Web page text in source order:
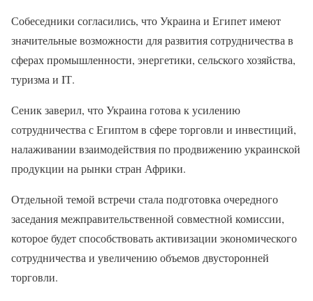
Собеседники согласились, что Украина и Египет имеют
значительные возможности для развития сотрудничества в
сферах промышленности, энергетики, сельского хозяйства,
туризма и IТ.
Сеник заверил, что Украина готова к усилению
сотрудничества с Египтом в сфере торговли и инвестиций,
налаживании взаимодействия по продвижению украинской
продукции на рынки стран Африки.
Отдельной темой встречи стала подготовка очередного
заседания межправительственной совместной комиссии,
которое будет способствовать активизации экономического
сотрудничества и увеличению объемов двусторонней
торговли.